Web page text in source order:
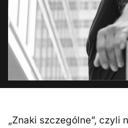
„Znaki szczególne”, czyli